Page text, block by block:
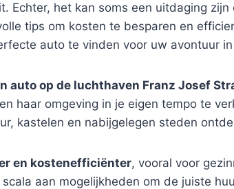
Echter, het kan soms een uitdaging
tips om kosten te besparen en
auto te vinden voor uw avontuur
auto op de luchthaven Franz Josef
haar omgeving in je eigen tempo te
kastelen en nabijgelegen steden
en kostenefficiënter, vooral voor
aan mogelijkheden om de juiste